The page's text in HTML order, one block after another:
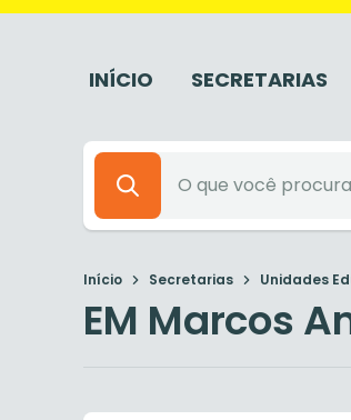
INÍCIO SECRETARIAS
Início Secretarias Unidades
EM Marcos